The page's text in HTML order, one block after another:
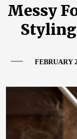
Messy
FEBRUARY